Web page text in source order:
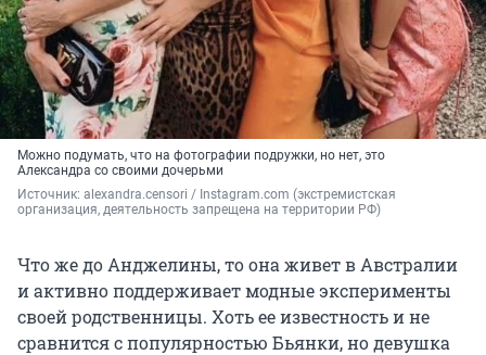
Можно подумать, что на фотографии подружки, но нет, это
Александра со своими дочерьми
Источник: alexandra.censori / Instagram.com (экстремистская
организация, деятельность запрещена на территории РФ)
Что же до Анджелины, то она живет в Австралии
и активно поддерживает модные эксперименты
своей родственницы. Хоть ее известность и не
сравнится с популярностью Бьянки, но девушка